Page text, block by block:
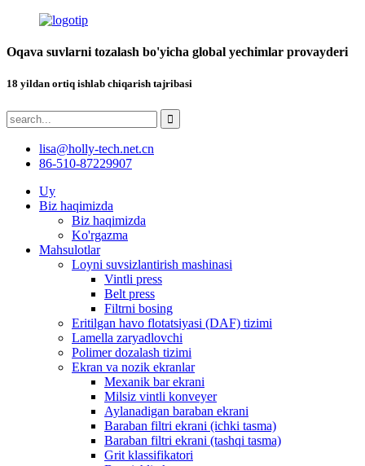
Oqava suvlarni tozalash bo'yicha global yechimlar provayderi
18 yildan ortiq ishlab chiqarish tajribasi
lisa@holly-tech.net.cn
86-510-87229907
Uy
Biz haqimizda
Biz haqimizda
Ko'rgazma
Mahsulotlar
Loyni suvsizlantirish mashinasi
Vintli press
Belt press
Filtrni bosing
Eritilgan havo flotatsiyasi (DAF) tizimi
Lamella zaryadlovchi
Polimer dozalash tizimi
Ekran va nozik ekranlar
Mexanik bar ekrani
Milsiz vintli konveyer
Aylanadigan baraban ekrani
Baraban filtri ekrani (ichki tasma)
Baraban filtri ekrani (tashqi tasma)
Grit klassifikatori